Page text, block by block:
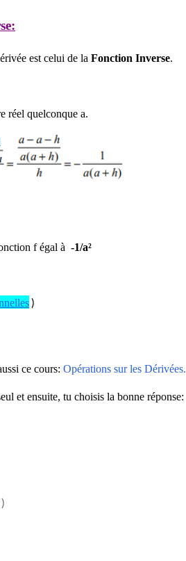
:
est celui de la Fonction Inverse.
réel quelconque a.
f égal à -1/a²
)
ce cours: Opérations sur les Dérivées.
et ensuite, tu choisis la bonne réponse: